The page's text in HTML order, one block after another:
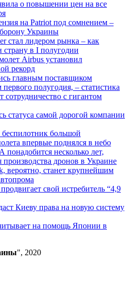
о повышении цен на все
на Patriot под сомнением –
Украины
стал лидером рынка – как
страну в I полугодии
Airbus установил
рекорд
главным поставщиком
полугодия, – статистика
сотрудничество с гигантом
самой дорогой компании
большой
впервые поднялся в небо
несколько лет,
производства дронов в Украине
вероятно, станет крупнейшим
свой истребитель “4,9
Киеву права на новую систему
на помощь Японии в
", 2020